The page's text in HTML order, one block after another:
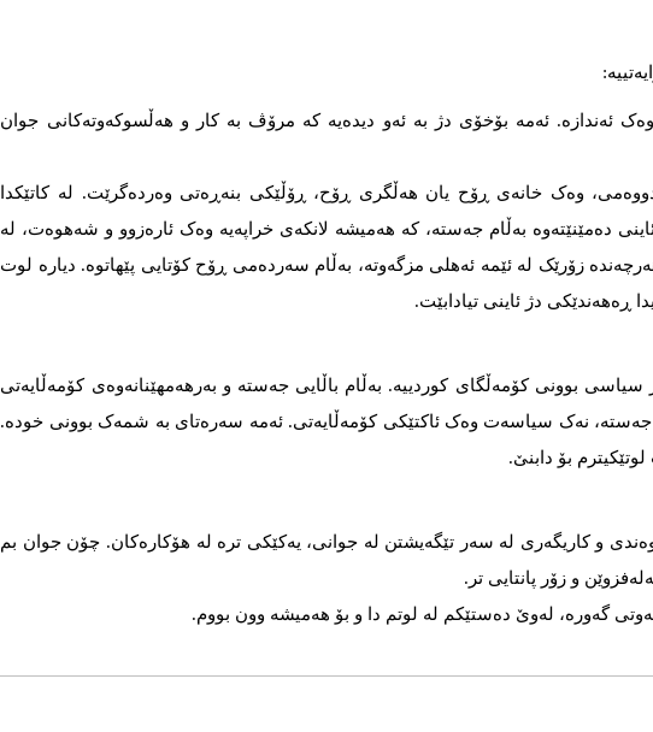
ئەندازە. ئەمە بۆخۆی دژ بە ئەو دیدەیە کە مرۆڤ بە کار و هەڵسوکەوتەکانی جوان
وەک خانەی ڕۆح یان هەڵگری ڕۆح، ڕۆڵێکی بنەڕەتی وەردەگرێت. لە کاتێکدا
دەمێنێتەوە بەڵام جەستە، کە هەمیشە لانکەی خراپەیە وەک ئارەزوو و شەهوەت، لە
زۆرێک لە ئێمە ئەهلی مزگەوتە، بەڵام سەردەمی ڕۆح کۆتایی پێهاتوە. دیارە لوت
ڕەهەندێکی دژ ئاینی تیادابێت.
بوونی کۆمەڵگای کوردییە. بەڵام باڵایی جەستە و بەرهەمهێنانەوەی کۆمەڵایەتی
جەستە، نەک سیاسەت وەک ئاکتێکی کۆمەڵایەتی. ئەمە سەرەتای بە شمەک بوونی خودە.
بۆ دابنێ.
و کاریگەری لە سەر تێگەیشتن لە جوانی، یەکێکی ترە لە هۆکارەکان. چۆن جوان بم
و زۆر پانتایی تر.
گەورە، لەوێ دەستێکم لە لوتم دا و بۆ هەمیشە وون بووم.